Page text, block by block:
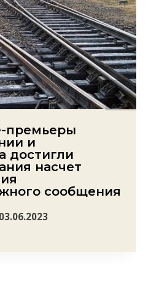
премьеры
и
достигли
насчет
сообщения
03.06.2023